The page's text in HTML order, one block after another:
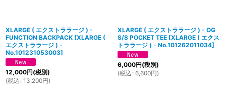
XLARGE ( エクストララージ ) -
FUNCTION BACKPACK [XLARGE (
エクストララージ ) -
No.101231053003]
12,000円(税別)
(税込 : 13,200円)
XLARGE ( エクストララージ ) - OG
S/S POCKET TEE [XLARGE ( エクス
トララージ ) - No.101262011034]
6,000円(税別)
(税込 : 6,600円)